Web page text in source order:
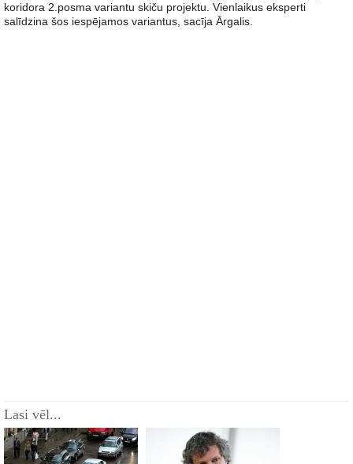
koridora 2.posma variantu skiču projektu. Vienlaikus eksperti
salīdzina šos iespējamos variantus, sacīja Ārgalis.
Lasi vēl...